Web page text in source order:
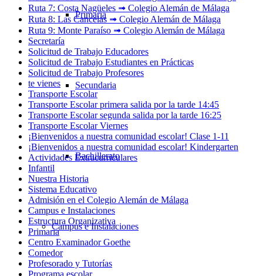
Primaria
Secundaria
Bachillerato
Campus e Instalaciones
Ruta 7: Costa Nagüeles ➟ Colegio Alemán de Málaga
Ruta 8: Las Cancelas ➟ Colegio Alemán de Málaga
Ruta 9: Monte Paraíso ➟ Colegio Alemán de Málaga
Secretaría
Solicitud de Trabajo Educadores
Solicitud de Trabajo Estudiantes en Prácticas
Solicitud de Trabajo Profesores
te vienes
Transporte Escolar
Transporte Escolar primera salida por la tarde 14:45
Transporte Escolar segunda salida por la tarde 16:25
Transporte Escolar Viernes
¡Bienvenidos a nuestra comunidad escolar! Clase 1-11
¡Bienvenidos a nuestra comunidad escolar! Kindergarten
Actividades Extracurriculares
Infantil
Nuestra Historia
Sistema Educativo
Admisión en el Colegio Alemán de Málaga
Campus e Instalaciones
Estructura Organizativa
Primaria
Centro Examinador Goethe
Comedor
Profesorado y Tutorías